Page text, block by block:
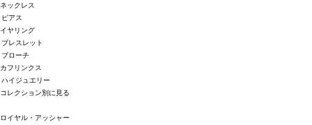
ネックレス
ピアス
イヤリング
ブレスレット
ブローチ
カフリンクス
ハイジュエリー
コレクション別に見る
ロイヤル・アッシャー